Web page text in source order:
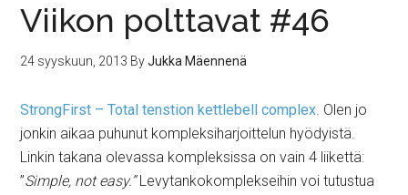
Viikon polttavat #46
24 syyskuun, 2013 ByJukka Mäennenä
StrongFirst – Total tenstion kettlebell complex. Olen jo
jonkin aikaa puhunut kompleksiharjoittelun hyödyistä.
Linkin takana olevassa kompleksissa on vain 4 liikettä:
”Simple, not easy.”Levytankokomplekseihin voi tutustua